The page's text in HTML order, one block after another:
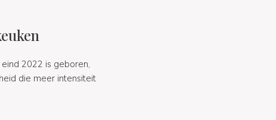
2022 is geboren,
die meer intensiteit